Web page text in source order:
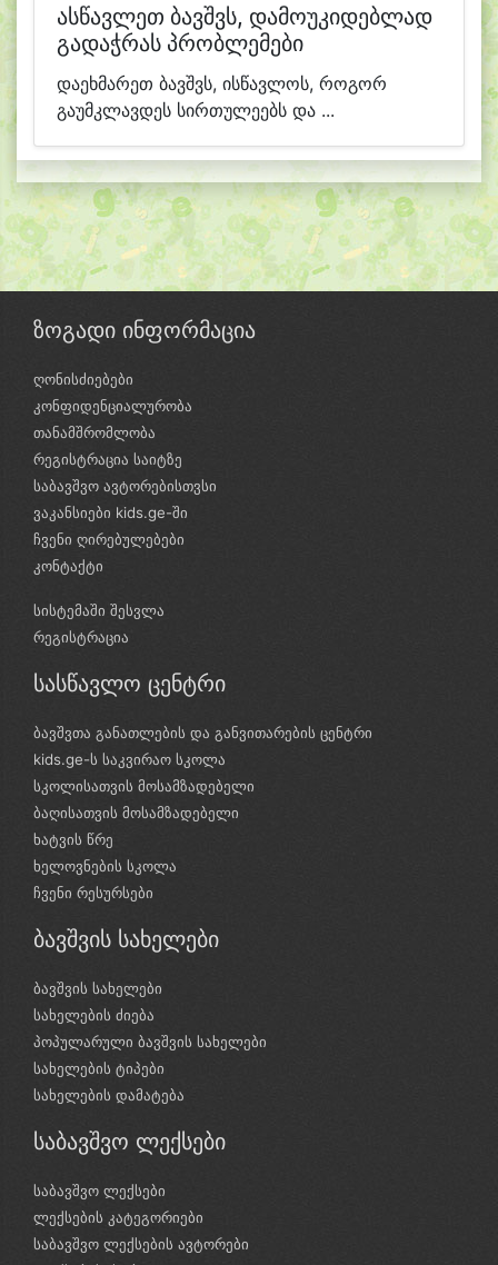
ასწავლეთ ბავშვს, დამოუკიდებლად
გადაჭრას პრობლემები
დაეხმარეთ ბავშვს, ისწავლოს, როგორ
გაუმკლავდეს სირთულეებს და ...
ზოგადი ინფორმაცია
ღონისძიებები
კონფიდენციალურობა
თანამშრომლობა
რეგისტრაცია საიტზე
საბავშვო ავტორებისთვსი
ვაკანსიები kids.ge-ში
ჩვენი ღირებულებები
კონტაქტი
სისტემაში შესვლა
რეგისტრაცია
სასწავლო ცენტრი
ბავშვთა განათლების და განვითარების ცენტრი
kids.ge-ს საკვირაო სკოლა
სკოლისათვის მოსამზადებელი
ბაღისათვის მოსამზადებელი
ხატვის წრე
ხელოვნების სკოლა
ჩვენი რესურსები
ბავშვის სახელები
ბავშვის სახელები
სახელების ძიება
პოპულარული ბავშვის სახელები
სახელების ტიპები
სახელების დამატება
საბავშვო ლექსები
საბავშვო ლექსები
ლექსების კატეგორიები
საბავშვო ლექსების ავტორები